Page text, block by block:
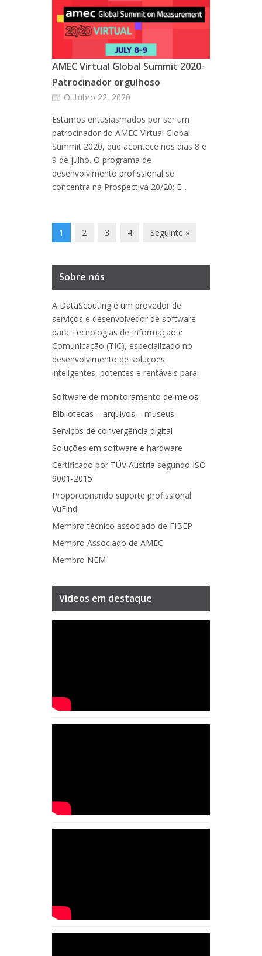
AMEC Virtual Global Summit 2020-
Patrocinador orgulhoso
Outubro 22, 2020
Estamos entusiasmados por ser um
patrocinador do AMEC Virtual Global
Summit 2020, que acontece nos dias 8 e
9 de julho. O programa de
desenvolvimento profissional se
concentra na Prospectiva 20/20: E...
1 2 3 4 Seguinte »
Sobre nós
A DataScouting é um provedor de
serviços e desenvolvedor de software
para Tecnologias de Informação e
Comunicação (TIC), especializado no
desenvolvimento de soluções
inteligentes, potentes e rentáveis para:
Software de monitoramento de meios
Bibliotecas – arquivos – museus
Serviços de convergência digital
Soluções em software e hardware
Certificado por TÜV Austria segundo ISO
9001-2015
Proporcionando suporte profissional
VuFind
Membro técnico associado de FIBEP
Membro Associado de AMEC
Membro NEM
Vídeos em destaque